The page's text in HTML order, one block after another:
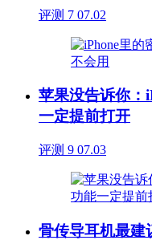
评测 7 07.02
苹果没告诉你：
一定提前打开
评测 9 07.03
骨传导耳机最建